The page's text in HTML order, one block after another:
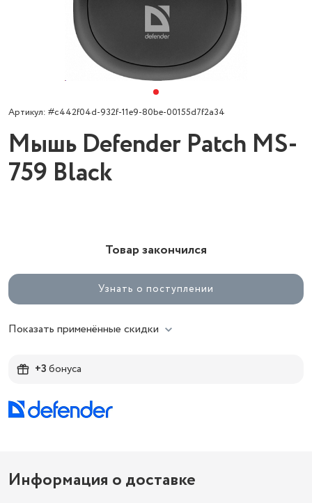
Артикул: #c442f04d-932f-11e9-80be-00155d7f2a34
Мышь Defender Patch MS-
759 Black
Товар закончился
Узнать о поступлении
Показать применённые скидки
+3бонуса
Информация о доставке